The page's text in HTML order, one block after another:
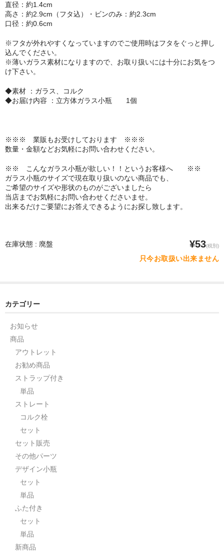
直径：約1.4cm
高さ：約2.9cm（フタ込）・ビンのみ：約2.3cm
口径：約0.6cm
※フタが外れやすくなっていますのでご使用時はフタをぐっと押し
込んでください。
※薄いガラス素材になりますので、お取り扱いには十分にお気をつ
け下さい。
◆素材 ：ガラス、コルク
◆お届け内容 ：立方体ガラス小瓶 1個
※※※ 業販もお受けしております ※※※
数量・金額などお気軽にお問い合わせください。
※※ こんなガラス小瓶が欲しい！！というお客様へ ※※
ガラス小瓶のサイズで現在取り扱いのない商品でも、
ご希望のサイズや形状のものがございましたら
当店までお気軽にお問い合わせくださいませ。
出来るだけご要望にお答えできるようにお探し致します。
在庫状態 : 廃盤 ¥53(税別)
只今お取扱い出来ません
カテゴリー
お知らせ
商品
アウトレット
お勧め商品
ストラップ付き
単品
ストレート
コルク栓
セット
セット販売
その他パーツ
デザイン小瓶
セット
単品
ふた付き
セット
単品
新商品